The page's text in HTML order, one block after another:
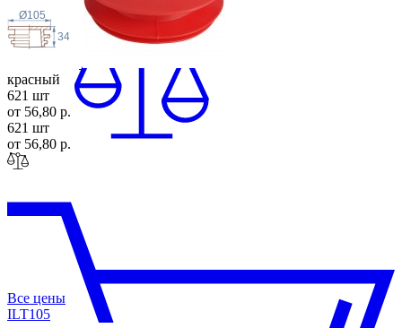
34
Ø105
красный
621 шт
от 56,80 р.
621 шт
от 56,80 р.
Все цены
ILT105